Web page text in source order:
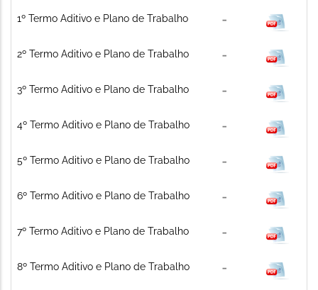
1º Termo Aditivo e Plano de Trabalho
2º Termo Aditivo e Plano de Trabalho
3º Termo Aditivo e Plano de Trabalho
4º Termo Aditivo e Plano de Trabalho
5º Termo Aditivo e Plano de Trabalho
6º Termo Aditivo e Plano de Trabalho
7º Termo Aditivo e Plano de Trabalho
8º Termo Aditivo e Plano de Trabalho